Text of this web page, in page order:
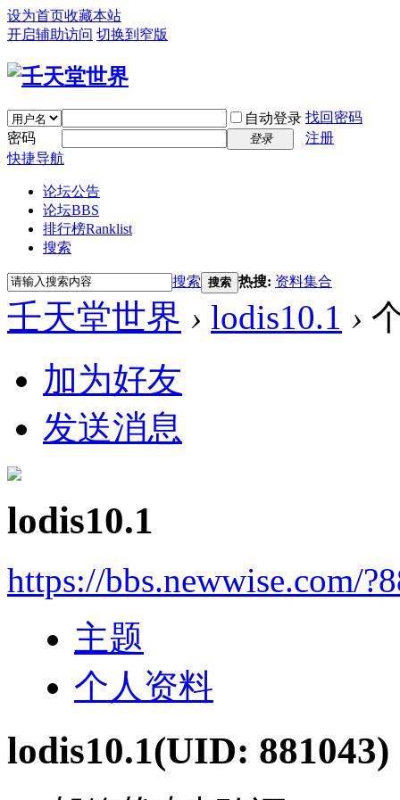
设为首页收藏本站
开启辅助访问 切换到窄版
自动登录 找回密码
密码
登录
注册
快捷导航
论坛公告
论坛BBS
排行榜Ranklist
搜索
搜索 搜索 热搜: 资料集合
壬天堂世界 › lodis10.1 ›
加为好友
发送消息
lodis10.1
https://bbs.newwise.com/
主题
个人资料
lodis10.1(UID: 881043)